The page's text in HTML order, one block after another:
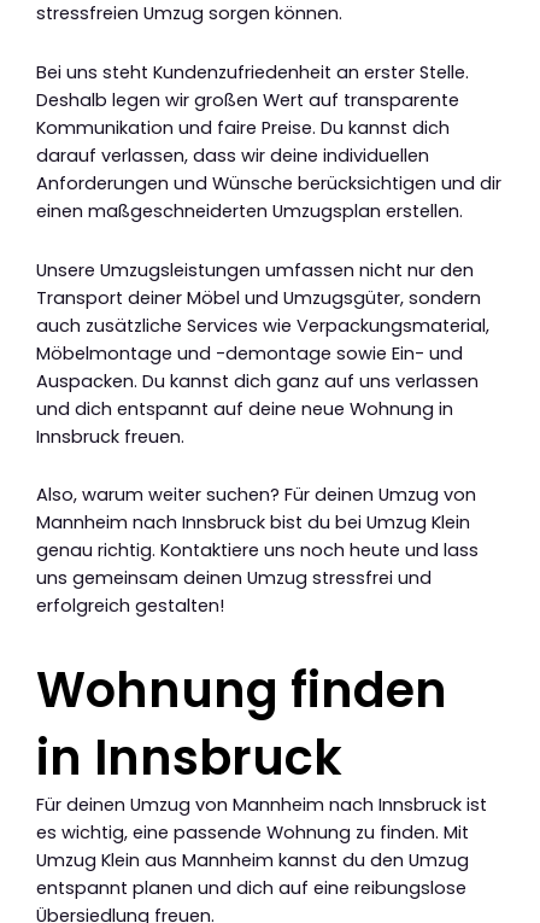
stressfreien Umzug sorgen können.
Bei uns steht Kundenzufriedenheit an erster Stelle.
Deshalb legen wir großen Wert auf transparente
Kommunikation und faire Preise. Du kannst dich
darauf verlassen, dass wir deine individuellen
Anforderungen und Wünsche berücksichtigen und dir
einen maßgeschneiderten Umzugsplan erstellen.
Unsere Umzugsleistungen umfassen nicht nur den
Transport deiner Möbel und Umzugsgüter, sondern
auch zusätzliche Services wie Verpackungsmaterial,
Möbelmontage und -demontage sowie Ein- und
Auspacken. Du kannst dich ganz auf uns verlassen
und dich entspannt auf deine neue Wohnung in
Innsbruck freuen.
Also, warum weiter suchen? Für deinen Umzug von
Mannheim nach Innsbruck bist du bei Umzug Klein
genau richtig. Kontaktiere uns noch heute und lass
uns gemeinsam deinen Umzug stressfrei und
erfolgreich gestalten!
Wohnung finden
in Innsbruck
Für deinen Umzug von Mannheim nach Innsbruck ist
es wichtig, eine passende Wohnung zu finden. Mit
Umzug Klein aus Mannheim kannst du den Umzug
entspannt planen und dich auf eine reibungslose
Übersiedlung freuen.